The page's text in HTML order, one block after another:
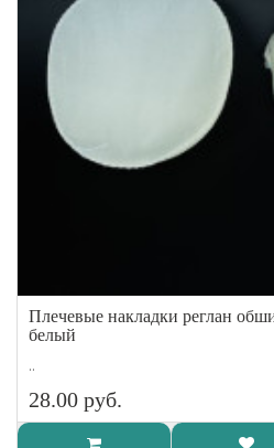
Плечевые накладки реглан
белый
..
28.00 руб.